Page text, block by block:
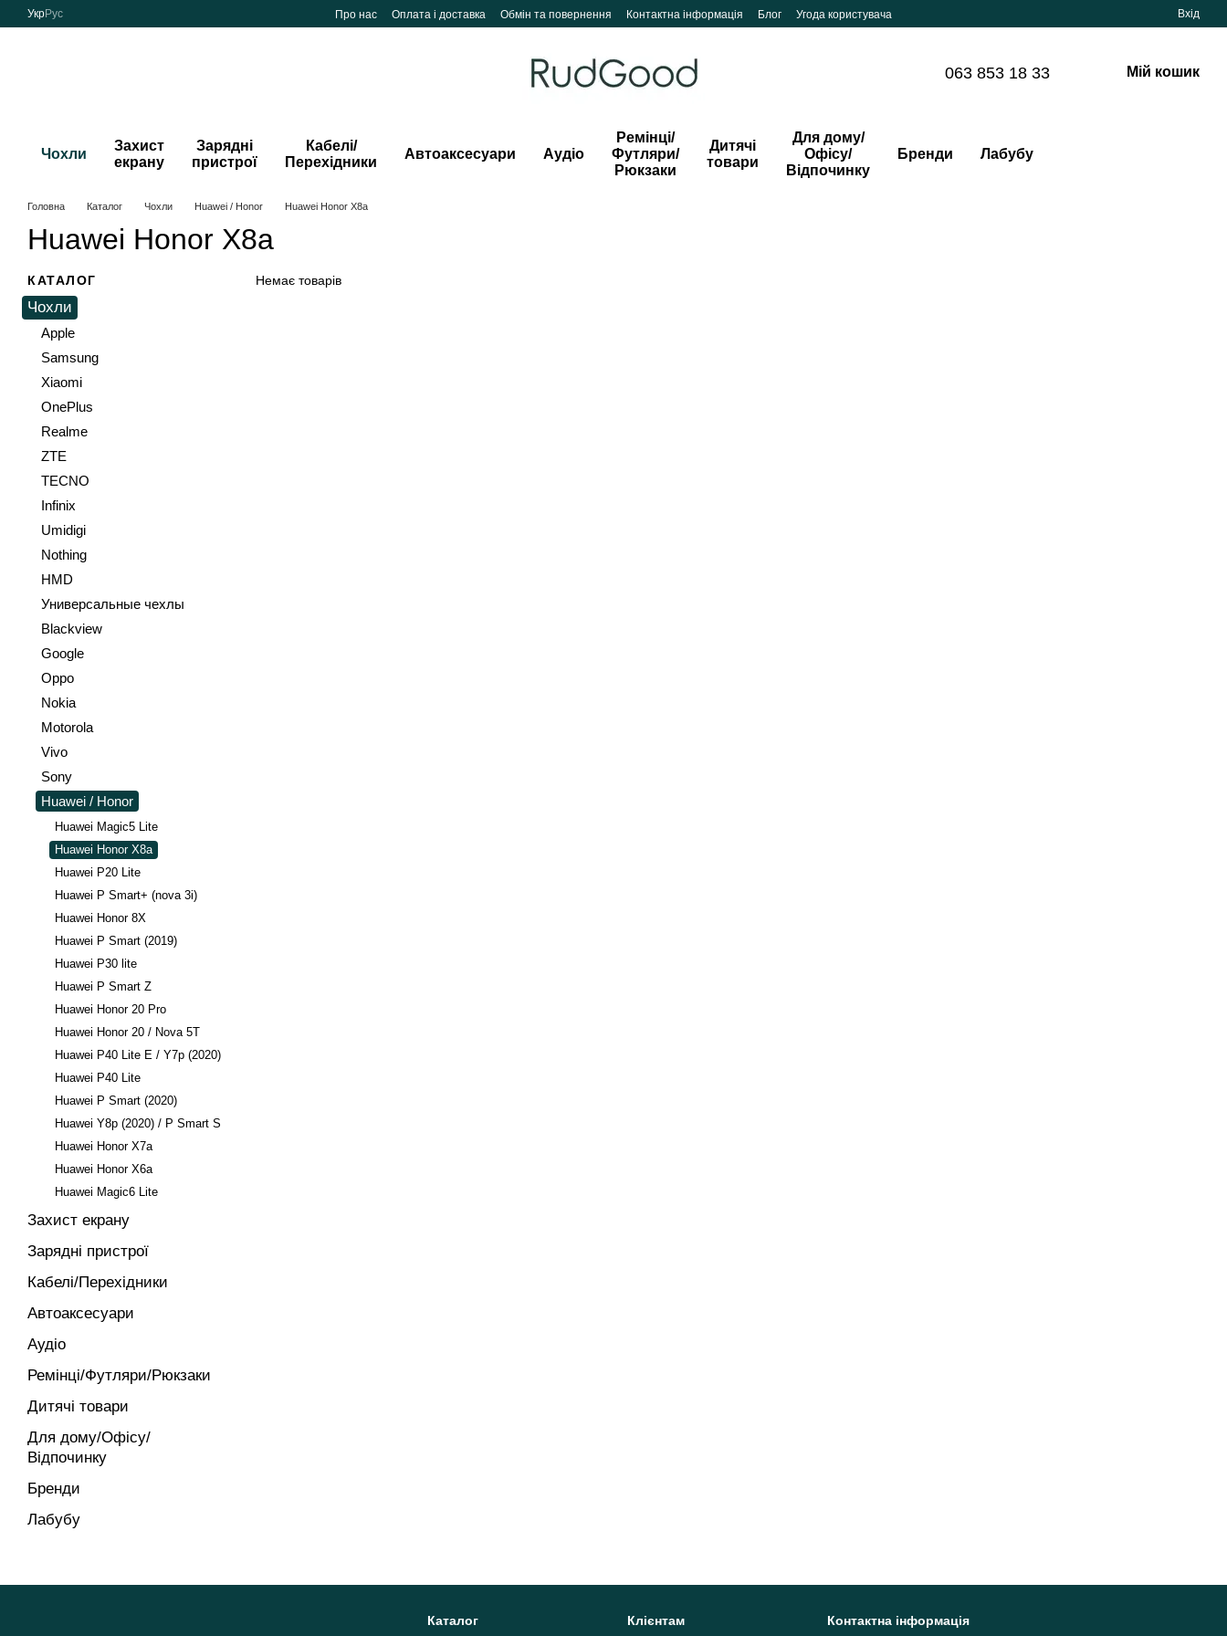
Перейти до основного контенту
УкрРус Про нас Оплата і доставка Обмін та повернення Контактна інформація Блог Угода користувача Вхід
063 853 18 33 Мій кошик
Чохли
Захист
екрану
Зарядні
пристрої
Кабелі/
Перехідники
Автоаксесуари Аудіо
Ремінці/
Футляри/
Рюкзаки
Дитячі
товари
Для дому/
Офісу/
Відпочинку
Бренди Лабубу
Головна Каталог Чохли Huawei / Honor Huawei Honor X8a
Huawei Honor X8a
Немає товарів
КАТАЛОГ
Чохли
Apple
Samsung
Xiaomi
OnePlus
Realme
ZTE
TECNO
Infinix
Umidigi
Nothing
HMD
Универсальные чехлы
Blackview
Google
Oppo
Nokia
Motorola
Vivo
Sony
Huawei / Honor
Huawei Magic5 Lite
Huawei Honor X8a
Huawei P20 Lite
Huawei P Smart+ (nova 3i)
Huawei Honor 8X
Huawei P Smart (2019)
Huawei P30 lite
Huawei P Smart Z
Huawei Honor 20 Pro
Huawei Honor 20 / Nova 5T
Huawei P40 Lite E / Y7p (2020)
Huawei P40 Lite
Huawei P Smart (2020)
Huawei Y8p (2020) / P Smart S
Huawei Honor X7a
Huawei Honor X6a
Huawei Magic6 Lite
Захист екрану
Зарядні пристрої
Кабелі/Перехідники
Автоаксесуари
Аудіо
Ремінці/Футляри/Рюкзаки
Дитячі товари
Для дому/Офісу/
Відпочинку
Бренди
Лабубу
Каталог Клієнтам Контактна інформація